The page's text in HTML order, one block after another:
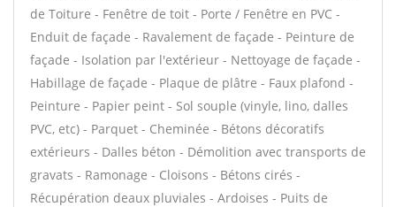
de Toiture - Fenêtre de toit - Porte / Fenêtre en PVC -
Enduit de façade - Ravalement de façade - Peinture de
façade - Isolation par l'extérieur - Nettoyage de façade -
Habillage de façade - Plaque de plâtre - Faux plafond -
Peinture - Papier peint - Sol souple (vinyle, lino, dalles
PVC, etc) - Parquet - Cheminée - Bétons décoratifs
extérieurs - Dalles béton - Démolition avec transports de
gravats - Ramonage - Cloisons - Bétons cirés -
Récupération deaux pluviales - Ardoises - Puits de